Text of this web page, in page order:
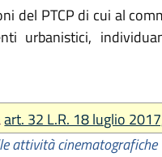
del PTCP di cui al
urbanistici,
art. 32 L.R. 18 luglio
attività cinematografiche